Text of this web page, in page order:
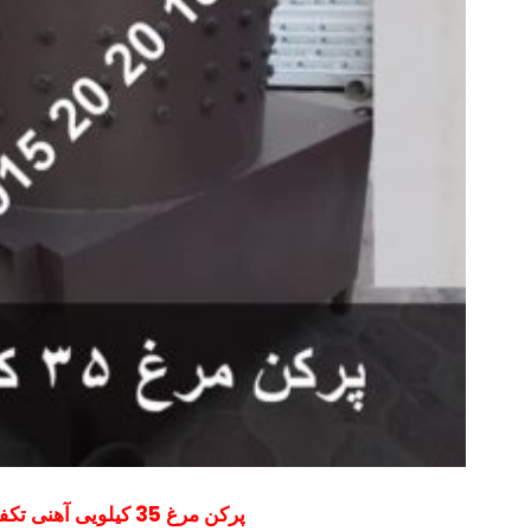
پرکن مرغ 35 کیلویی آهنی تکفاز